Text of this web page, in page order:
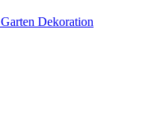
Garten Dekoration